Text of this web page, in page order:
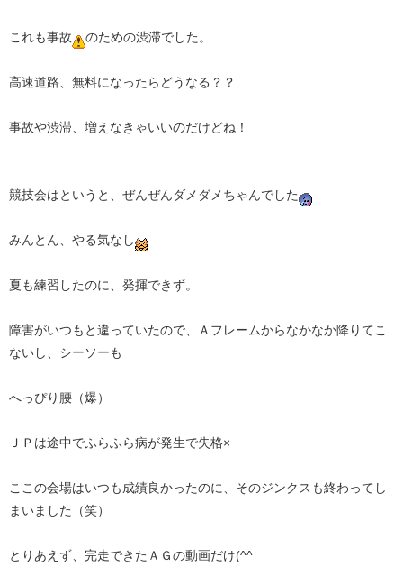
これも事故 のための渋滞でした。
高速道路、無料になったらどうなる？？
事故や渋滞、増えなきゃいいのだけどね！
競技会はというと、ぜんぜんダメダメちゃんでした
みんとん、やる気なし
夏も練習したのに、発揮できず。
障害がいつもと違っていたので、Ａフレームからなかなか降りてこ
ないし、シーソーも
へっぴり腰（爆）
ＪＰは途中でふらふら病が発生で失格×
ここの会場はいつも成績良かったのに、そのジンクスも終わってし
まいました（笑）
とりあえず、完走できたＡＧの動画だけ(^^ゞ